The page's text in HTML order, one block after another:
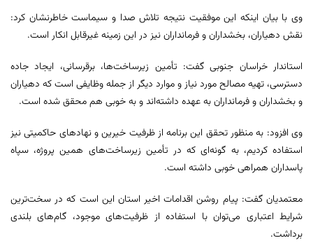
وی با بیان اینکه این موفقیت نتیجه تلاش صدا و سیماست خاطرنشان کرد:
نقش دهیاران، بخشداران و فرمانداران نیز در این زمینه غیرقابل انکار است.
استاندار خراسان جنوبی گفت: تأمین زیرساخت‌ها، برقرسانی، ایجاد جاده
دسترسی، تهیه مصالح مورد نیاز و موارد دیگر از جمله وظایفی است که دهیاران
و بخشداران و فرمانداران به عهده داشته‌اند و به خوبی هم محقق شده است.
وی افزود: به منظور تحقق این برنامه از ظرفیت خیرین و نهادهای حاکمیتی نیز
استفاده کردیم، به گونه‌ای که در تأمین زیرساخت‌های همین پروژه، سپاه
پاسداران همراهی خوبی داشته است.
معتمدیان گفت: پیام روشن اقدامات اخیر استان این است که در سخت‌ترین
شرایط اعتباری می‌توان با استفاده از ظرفیت‌های موجود، گام‌های بلندی
برداشت.